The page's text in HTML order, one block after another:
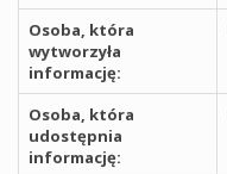
Osoba, która
wytworzyła
informację:
Osoba, która
udostępnia
informację: